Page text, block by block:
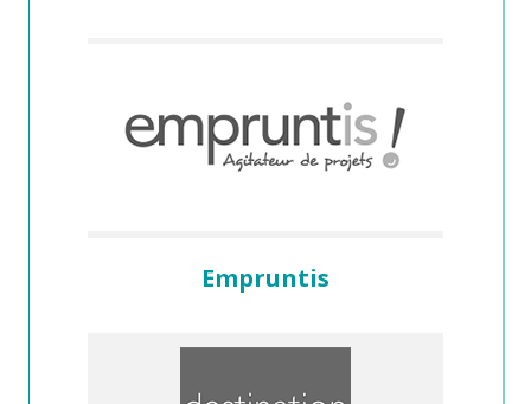
Empruntis